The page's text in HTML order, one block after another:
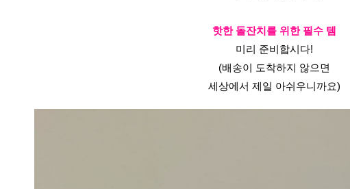
핫한 돌잔치를 위한 필수 템
미리 준비합시다!
(배송이 도착하지 않으면
세상에서 제일 아쉬우니까요)